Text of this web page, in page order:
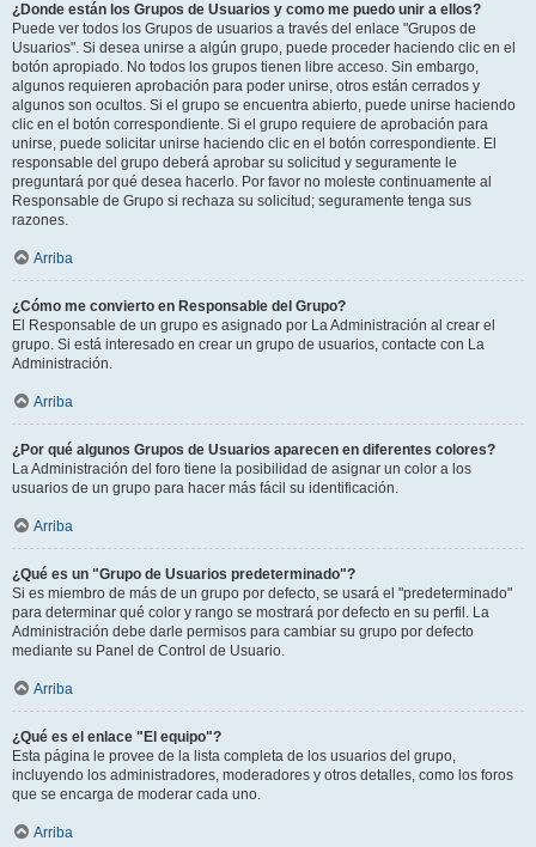
¿Donde están los Grupos de Usuarios y como me puedo unir a ellos?
Puede ver todos los Grupos de usuarios a través del enlace "Grupos de
Usuarios". Si desea unirse a algún grupo, puede proceder haciendo clic en el
botón apropiado. No todos los grupos tienen libre acceso. Sin embargo,
algunos requieren aprobación para poder unirse, otros están cerrados y
algunos son ocultos. Si el grupo se encuentra abierto, puede unirse haciendo
clic en el botón correspondiente. Si el grupo requiere de aprobación para
unirse, puede solicitar unirse haciendo clic en el botón correspondiente. El
responsable del grupo deberá aprobar su solicitud y seguramente le
preguntará por qué desea hacerlo. Por favor no moleste continuamente al
Responsable de Grupo si rechaza su solicitud; seguramente tenga sus
razones.
Arriba
¿Cómo me convierto en Responsable del Grupo?
El Responsable de un grupo es asignado por La Administración al crear el
grupo. Si está interesado en crear un grupo de usuarios, contacte con La
Administración.
Arriba
¿Por qué algunos Grupos de Usuarios aparecen en diferentes colores?
La Administración del foro tiene la posibilidad de asignar un color a los
usuarios de un grupo para hacer más fácil su identificación.
Arriba
¿Qué es un "Grupo de Usuarios predeterminado"?
Si es miembro de más de un grupo por defecto, se usará el "predeterminado"
para determinar qué color y rango se mostrará por defecto en su perfil. La
Administración debe darle permisos para cambiar su grupo por defecto
mediante su Panel de Control de Usuario.
Arriba
¿Qué es el enlace "El equipo"?
Esta página le provee de la lista completa de los usuarios del grupo,
incluyendo los administradores, moderadores y otros detalles, como los foros
que se encarga de moderar cada uno.
Arriba